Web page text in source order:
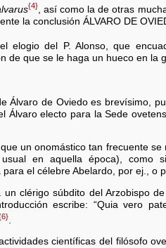
{4}, así como la de otras
la conclusión ÁLVARO DE
elogio del P. Alonso, que
de que se le haga un hueco en la
Álvaro de Oviedo es brevísimo,
Álvaro electo para la Sede
un onomástico tan frecuente
en aquella época), como
el célebre Abelardo, por ej., o
clérigo súbdito del Arzobispo
escribe: “Quia vero
científicas del filósofo